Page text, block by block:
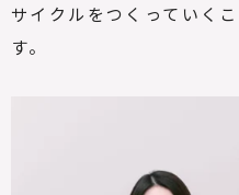
サイクルをつくっていく
す。